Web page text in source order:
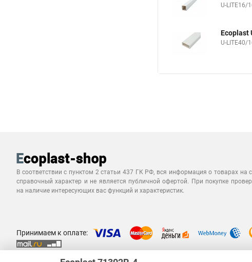
U-
Ecoplast
U-LITE40/
В соответствии с пунктом 2 статьи 437 ГК РФ, вся информация о товарах на
справочный характер и не является публичной офертой. При покупке
на наличие интересующих вас функций и характеристик.
Принимаем к оплате: